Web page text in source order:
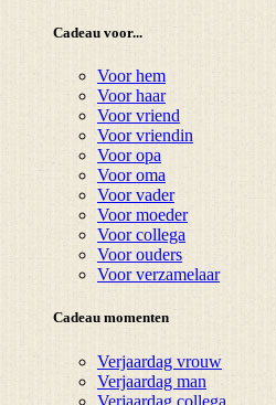
Cadeau voor...
Voor hem
Voor haar
Voor vriend
Voor vriendin
Voor opa
Voor oma
Voor vader
Voor moeder
Voor collega
Voor ouders
Voor verzamelaar
Cadeau momenten
Verjaardag vrouw
Verjaardag man
Verjaardag collega